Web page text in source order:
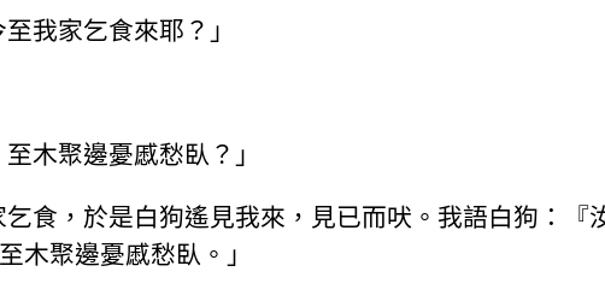
我家乞食來耶？」
木聚邊憂慼愁臥？」
食，於是白狗遙見我來，見已而吠。我語白狗：『
木聚邊憂慼愁臥。」